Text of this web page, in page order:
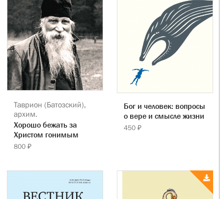
Таврион (Батозский),
архим.
Хорошо бежать за
Христом гонимым
800 ₽
Бог и человек: вопросы
о вере и смысле жизни
450 ₽